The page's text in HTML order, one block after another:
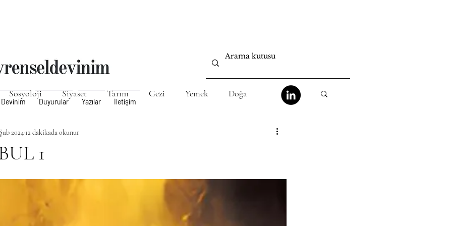
Duyurular Yazılar İletişim
Sosyoloji Siyaset Tarım Gezi Yemek Doğa
Strateji, Planlama Mistisizm
1
2024 12 dakikada okunur